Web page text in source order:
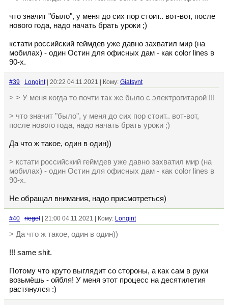
что значит "было", у меня до сих пор стоит.. вот-вот, после
нового года, надо начать брать уроки ;)
кстати российский геймдев уже давно захватил мир (на
мобилах) - один Остин для офисных дам - как color lines в
90-х.
#39 Longint| 20:22 04.11.2021 | Кому: Giatsynt
> > У меня когда то почти так же было с электрогитарой !!!
> что значит "было", у меня до сих пор стоит.. вот-вот,
после нового года, надо начать брать уроки ;)
Да что ж такое, один в один))
> кстати российский геймдев уже давно захватил мир (на
мобилах) - один Остин для офисных дам - как color lines в
90-х.
Не обращал внимания, надо присмотреться)
#40 riegel | 21:00 04.11.2021 | Кому: Longint
> Да что ж такое, один в один))
!!! same shit.
Потому что круто выглядит со стороны, а как сам в руки
возьмёшь - ойбля! У меня этот процесс на десятилетия
растянулся :)